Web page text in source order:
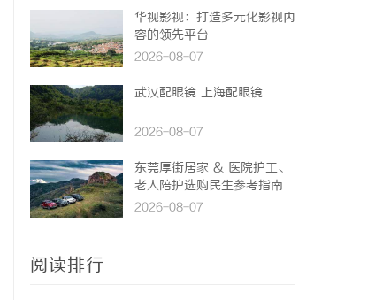
华视影视：打造多元化影视内
容的领先平台
2026-08-07
武汉配眼镜 上海配眼镜
2026-08-07
东莞厚街居家 & 医院护工、
老人陪护选购民生参考指南
2026-08-07
阅读排行